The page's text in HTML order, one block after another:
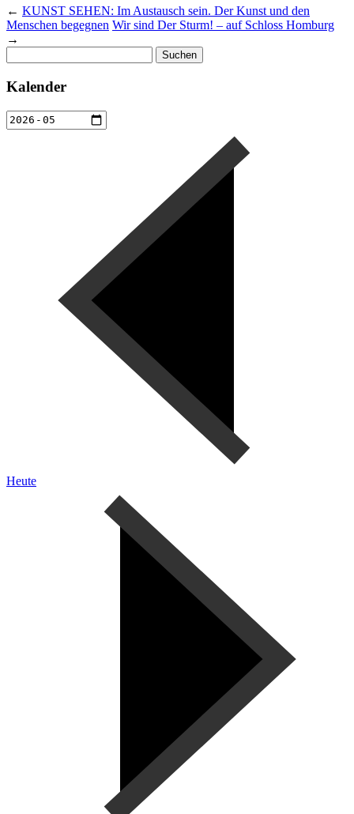
← KUNST SEHEN: Im Austausch sein. Der Kunst und den
Menschen begegnen Wir sind Der Sturm! – auf Schloss Homburg
→
nach:
Kalender
Heute